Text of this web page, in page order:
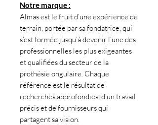
Notre marque :
Almas est le fruit d’une expérience de
terrain, portée par sa fondatrice, qui
s’est formée jusqu’à devenir l’une des
professionnelles les plus exigeantes
et qualifiées du secteur de la
prothésie ongulaire. Chaque
référence est le résultat de
recherches approfondies, d’un travail
précis et de fournisseurs qui
partagent sa vision.